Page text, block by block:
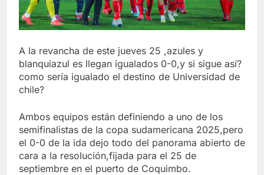
A la revancha de este jueves 25 ,azules y
blanquiazul es llegan igualados 0-0,y si sigue así?
como sería igualado el destino de Universidad de
chile?
Ambos equipos están definiendo a uno de los
semifinalistas de la copa sudamericana 2025,pero
el 0-0 de la ida dejo todo del panorama abierto de
cara a la resolución,fijada para el 25 de
septiembre en el puerto de Coquimbo.